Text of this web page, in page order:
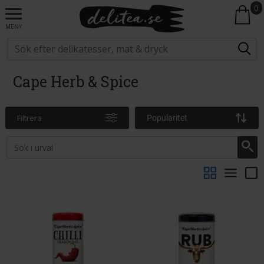
MENY
0
Cape Herb & Spice
Filtrera Popularitet